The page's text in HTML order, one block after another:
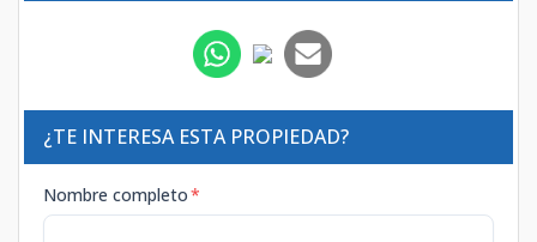
¿TE INTERESA ESTA PROPIEDAD?
Nombre completo*